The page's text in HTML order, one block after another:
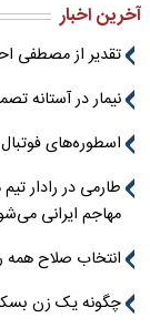
آخرین اخبار
تقدیر از مصطفی
نیمار در آستانه
اسطوره‌های فوتبال
طارمی در رادار
مهاجم ایرانی
انتخاب صلاح همه
چگونه یک زن